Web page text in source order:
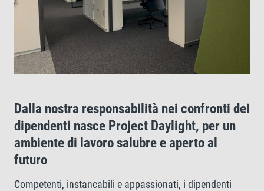
Dalla nostra responsabilità nei confronti dei
dipendenti nasce Project Daylight, per un
ambiente di lavoro salubre e aperto al
futuro
Competenti, instancabili e appassionati, i dipendenti